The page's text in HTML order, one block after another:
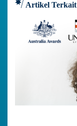
Artikel Terkait